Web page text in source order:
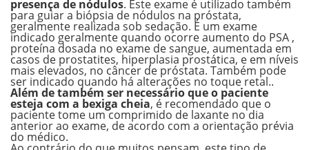
presença de nódulos. Este exame é utilizado também
para guiar a biópsia de nódulos na próstata,
geralmente realizada sob sedação. É um exame
indicado geralmente quando ocorre aumento do PSA ,
proteína dosada no exame de sangue, aumentada em
casos de prostatites, hiperplasia prostática, e em níveis
mais elevados, no câncer de próstata. Também pode
ser indicado quando há alterações no toque retal..
Além de também ser necessário que o paciente
esteja com a bexiga cheia, é recomendado que o
paciente tome um comprimido de laxante no dia
anterior ao exame, de acordo com a orientação prévia
do médico.